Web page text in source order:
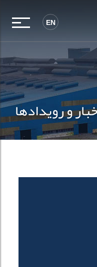
EN
و رویدادها